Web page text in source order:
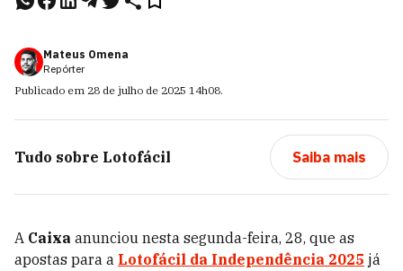
Mateus Omena
Repórter
Publicado em 28 de julho de 2025 14h08.
Tudo sobre Lotofácil Saiba mais
A Caixa anunciou nesta segunda-feira, 28, que as
apostas para a Lotofácil da Independência 2025 já